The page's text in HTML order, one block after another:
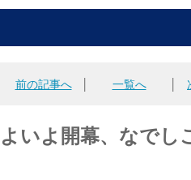
前の記事へ│ 一覧へ
いよ開幕、なでし